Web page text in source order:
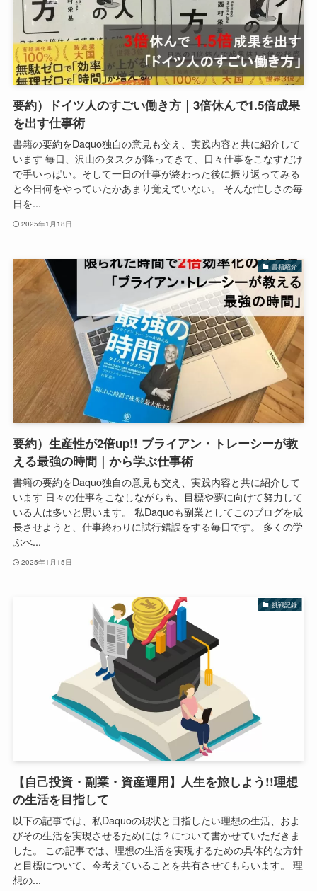
要約）ドイツ人のすごい働き方｜3倍休んで1.5倍成果
を出す仕事術
書籍の要約をDaquo独自の意見も交え、実践内容と共に紹介して
います 毎日、沢山のタスクが降ってきて、日々仕事をこなすだけ
で手いっぱい。そして一日の仕事が終わった後に振り返ってみる
と今日何をやっていたかあまり覚えていない。 そんな忙しさの毎
日を...
2025年1月18日
書籍紹介
要約）生産性が2倍up!! ブライアン・トレーシーが教
える最強の時間｜から学ぶ仕事術
書籍の要約をDaquo独自の意見も交え、実践内容と共に紹介して
います 日々の仕事をこなしながらも、目標や夢に向けて努力して
いる人は多いと思います。 私Daquoも副業としてこのブログを成
長させようと、仕事終わりに試行錯誤をする毎日です。 多くの学
ぶべ...
2025年1月15日
挑戦記録
【自己投資・副業・資産運用】人生を旅しよう!!理想
の生活を目指して
以下の記事では、私Daquoの現状と目指したい理想の生活、およ
びその生活を実現させるためには？について書かせていただきま
した。 この記事では、理想の生活を実現するための具体的な方針
と目標について、今考えていることを共有させてもらいます。 理
想の...